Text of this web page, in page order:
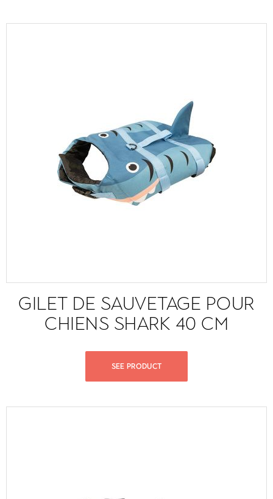
GILET DE SAUVETAGE POUR
CHIENS SHARK 40 CM
SEE PRODUCT